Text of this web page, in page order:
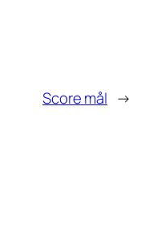
Score mål →